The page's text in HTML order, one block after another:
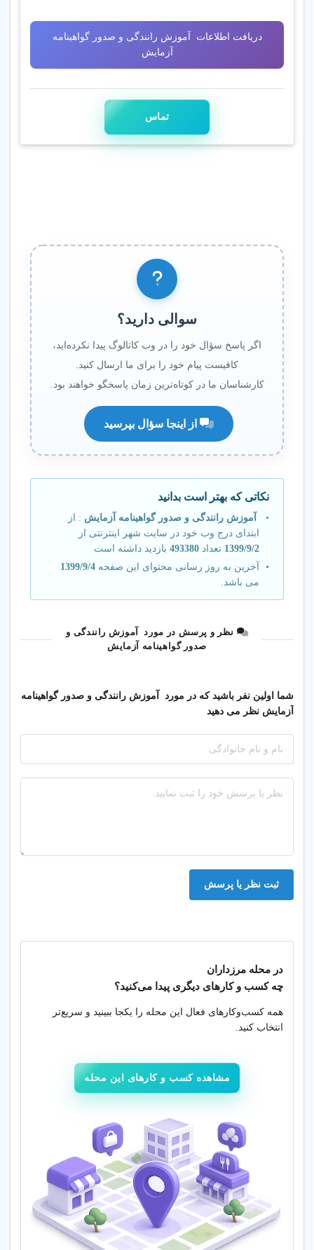
دریافت اطلاعات آموزش رانندگی و صدور گواهینامه
آزمایش
تماس
سوالی دارید؟
اگر پاسخ سؤال خود را در وب کاتالوگ پیدا نکرده‌اید،
کافیست پیام خود را برای ما ارسال کنید.
کارشناسان ما در کوتاه‌ترین زمان پاسخگو خواهند بود.
نکاتی که بهتر است بدانید
آموزش رانندگی و صدور گواهینامه آزمایش : از
ابتدای درج وب خود در سایت شهر اینترنتی از
1399/9/2 تعداد 493380 بازدید داشته است
آخرین به روز رسانی محتوای این صفحه 1399/9/4
می باشد.
نظر و پرسش در مورد آموزش رانندگی و
صدور گواهینامه آزمایش
شما اولین نفر باشید که در مورد آموزش رانندگی و صدور گواهینامه
آزمایش نظر می دهید
ثبت نظر یا پرسش
در محله مرزداران
چه کسب‌ و کارهای دیگری پیدا می‌کنید؟
همه کسب‌وکارهای فعال این محله را یکجا ببینید و سریع‌تر
انتخاب کنید.
مشاهده کسب و کارهای این محله